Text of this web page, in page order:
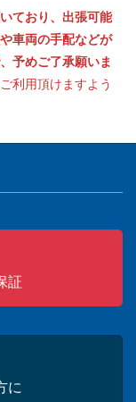
ており、出張可能
車両の手配などが
予めご了承願いま
利用頂けますよう
証
に